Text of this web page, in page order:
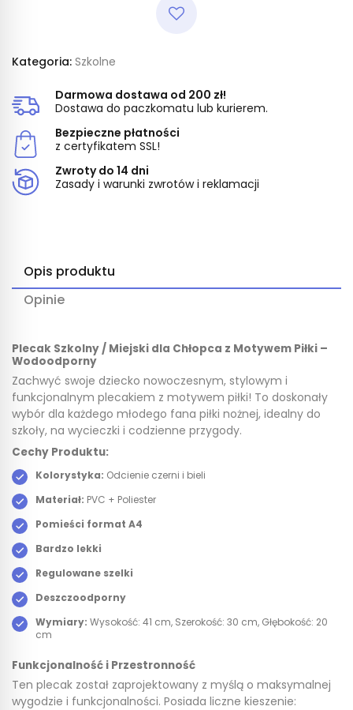
Kategoria: Szkolne
Darmowa dostawa od 200 zł!
Dostawa do paczkomatu lub kurierem.
Bezpieczne płatności
z certyfikatem SSL!
Zwroty do 14 dni
Zasady i warunki zwrotów i reklamacji
Opis produktu
Opinie
Plecak Szkolny / Miejski dla Chłopca z Motywem Piłki –
Wodoodporny
Zachwyć swoje dziecko nowoczesnym, stylowym i
funkcjonalnym plecakiem z motywem piłki! To doskonały
wybór dla każdego młodego fana piłki nożnej, idealny do
szkoły, na wycieczki i codzienne przygody.
Cechy Produktu:
Kolorystyka: Odcienie czerni i bieli
Materiał: PVC + Poliester
Pomieści format A4
Bardzo lekki
Regulowane szelki
Deszczoodporny
Wymiary: Wysokość: 41 cm, Szerokość: 30 cm, Głębokość: 20
cm
Funkcjonalność i Przestronność
Ten plecak został zaprojektowany z myślą o maksymalnej
wygodzie i funkcjonalności. Posiada liczne kieszenie: